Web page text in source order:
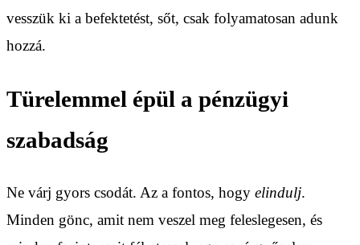
vesszük ki a befektetést, sőt, csak folyamatosan adunk
hozzá.
Türelemmel épül a pénzügyi
szabadság
Ne várj gyors csodát. Az a fontos, hogy elindulj.
Minden gönc, amit nem veszel meg feleslegesen, és